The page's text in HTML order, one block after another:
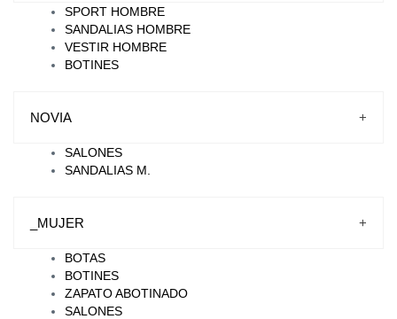
SPORT HOMBRE
SANDALIAS HOMBRE
VESTIR HOMBRE
BOTINES
NOVIA +
SALONES
SANDALIAS M.
_MUJER +
BOTAS
BOTINES
ZAPATO ABOTINADO
SALONES